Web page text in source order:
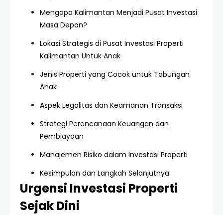
Mengapa Kalimantan Menjadi Pusat Investasi
Masa Depan?
Lokasi Strategis di Pusat Investasi Properti
Kalimantan Untuk Anak
Jenis Properti yang Cocok untuk Tabungan
Anak
Aspek Legalitas dan Keamanan Transaksi
Strategi Perencanaan Keuangan dan
Pembiayaan
Manajemen Risiko dalam Investasi Properti
Kesimpulan dan Langkah Selanjutnya
Urgensi Investasi Properti
Sejak Dini